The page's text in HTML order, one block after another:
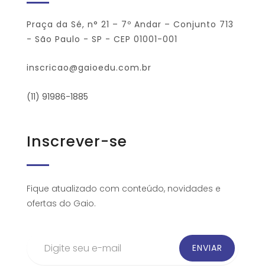
Praça da Sé, n° 21 – 7º Andar – Conjunto 713
- São Paulo - SP - CEP 01001-001
inscricao@gaioedu.com.br
(11) 91986-1885
Inscrever-se
Fique atualizado com conteúdo, novidades e
ofertas do Gaio.